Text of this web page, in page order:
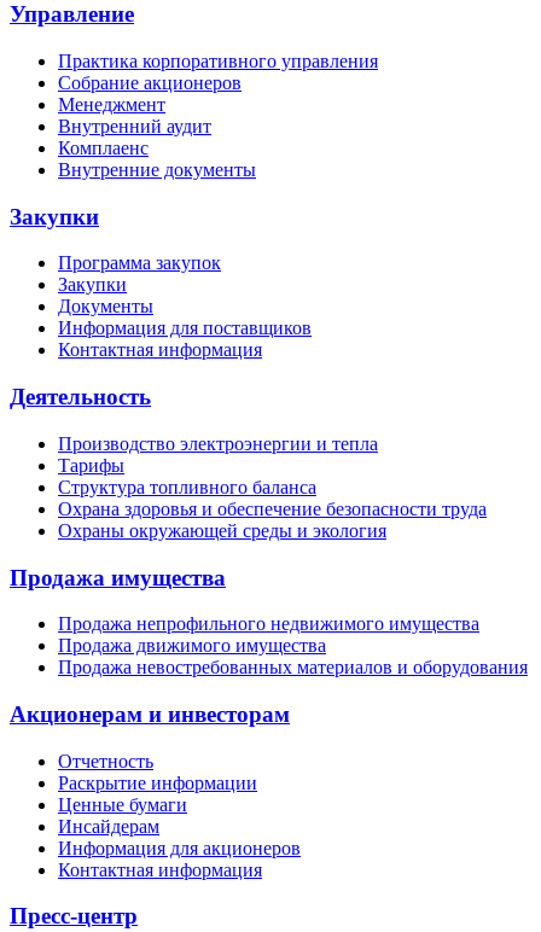
Управление
Практика корпоративного управления
Собрание акционеров
Менеджмент
Внутренний аудит
Комплаенс
Внутренние документы
Закупки
Программа закупок
Закупки
Документы
Информация для поставщиков
Контактная информация
Деятельность
Производство электроэнергии и тепла
Тарифы
Структура топливного баланса
Охрана здоровья и обеспечение безопасности труда
Охраны окружающей среды и экология
Продажа имущества
Продажа непрофильного недвижимого имущества
Продажа движимого имущества
Продажа невостребованных материалов и оборудования
Акционерам и инвесторам
Отчетность
Раскрытие информации
Ценные бумаги
Инсайдерам
Информация для акционеров
Контактная информация
Пресс-центр